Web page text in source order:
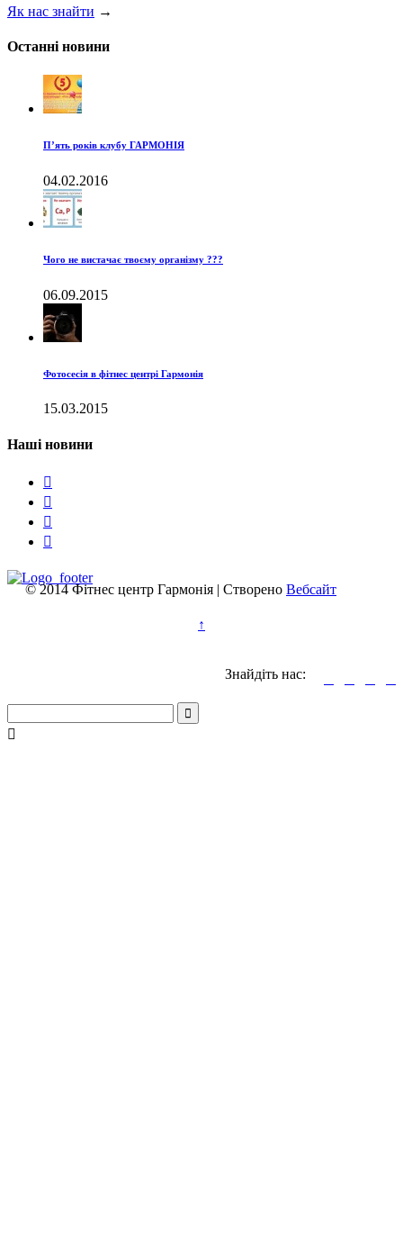
Як нас знайти →
Останні новини
П’ять років клубу ГАРМОНІЯ
04.02.2016
Чого не вистачає твоєму організму ???
06.09.2015
Фотосесія в фітнес центрі Гармонія
15.03.2015
Наші новини




© 2014 Фітнес центр Гармонія | Створено Вебсайт
↑
Знайдіть нас:

